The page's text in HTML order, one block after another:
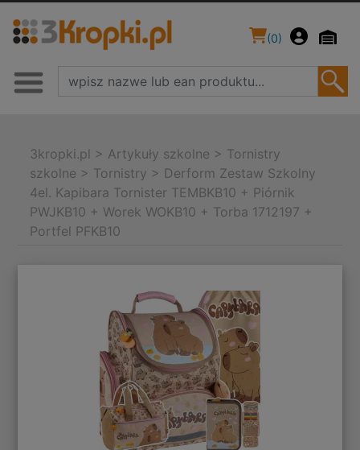
(0)
3kropki.pl > Artykuły szkolne > Tornistry
szkolne > Tornistry > Derform Zestaw Szkolny
4el. Kapibara Tornister TEMBKB10 + Piórnik
PWJKB10 + Worek WOKB10 + Torba 1712197 +
Portfel PFKB10